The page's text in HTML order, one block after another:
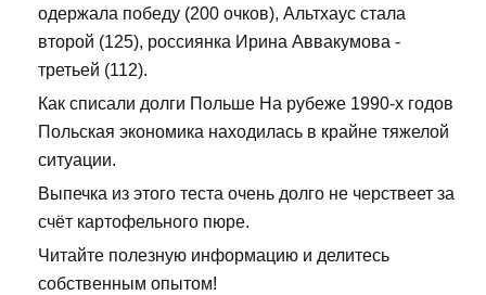
одержала победу (200 очков), Альтхаус стала
второй (125), россиянка Ирина Аввакумова -
третьей (112).
Как списали долги Польше На рубеже 1990-х годов
Польская экономика находилась в крайне тяжелой
ситуации.
Выпечка из этого теста очень долго не черствеет за
счёт картофельного пюре.
Читайте полезную информацию и делитесь
собственным опытом!